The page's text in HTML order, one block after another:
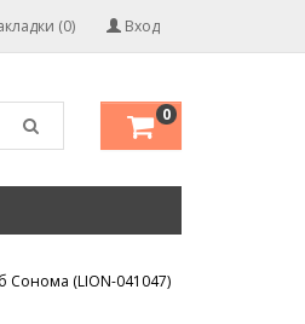
Вход
(0)
0
(LION-041047)